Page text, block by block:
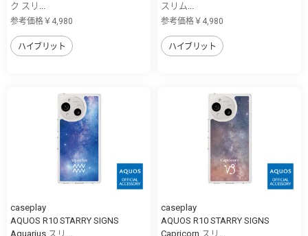
ク スリ...
参考価格￥4,980
ハイブリット
スリム...
参考価格￥4,980
ハイブリット
caseplay
AQUOS R10 STARRY SIGNS
Aquarius スリ...
caseplay
AQUOS R10 STARRY SIGNS
Capricorn スリ...